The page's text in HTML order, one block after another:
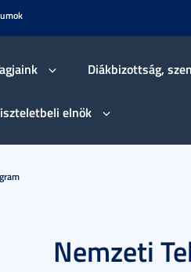
Diákbizottság,
elnök
Nemzeti